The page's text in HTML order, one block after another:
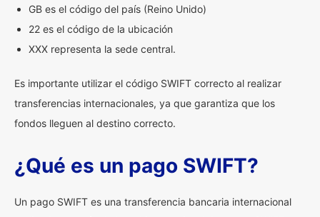
GB es el código del país (Reino Unido)
22 es el código de la ubicación
XXX representa la sede central.
Es importante utilizar el código SWIFT correcto al realizar
transferencias internacionales, ya que garantiza que los
fondos lleguen al destino correcto.
¿Qué es un pago SWIFT?
Un pago SWIFT es una transferencia bancaria internacional